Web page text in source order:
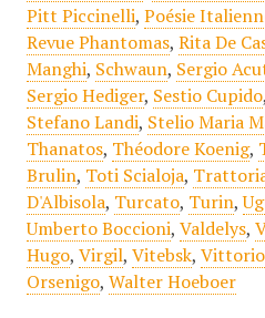
Pitt Piccinelli, Poésie
Revue Phantomas, Rita De
Manghi, Schwaun, Sergio
Sergio Hediger, Sestio Cupido,
Stefano Landi, Stelio Maria
Thanatos, Théodore Koenig,
Brulin, Toti Scialoja,
D'Albisola, Turcato, Turin,
Umberto Boccioni, Valdelys,
Hugo, Virgil, Vitebsk,
Orsenigo, Walter Hoeboer